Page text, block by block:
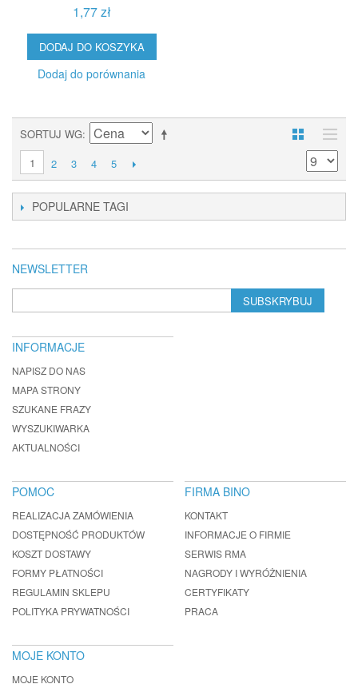
1,77 zł
DODAJ DO KOSZYKA
Dodaj do porównania
SORTUJ WG
1
2 3 4 5
POPULARNE TAGI
NEWSLETTER
SUBSKRYBUJ
INFORMACJE
NAPISZ DO NAS
MAPA STRONY
SZUKANE FRAZY
WYSZUKIWARKA
AKTUALNOŚCI
POMOC
REALIZACJA ZAMÓWIENIA
DOSTĘPNOŚĆ PRODUKTÓW
KOSZT DOSTAWY
FORMY PŁATNOŚCI
REGULAMIN SKLEPU
POLITYKA PRYWATNOŚCI
FIRMA BINO
KONTAKT
INFORMACJE O FIRMIE
SERWIS RMA
NAGRODY I WYRÓŻNIENIA
CERTYFIKATY
PRACA
MOJE KONTO
MOJE KONTO